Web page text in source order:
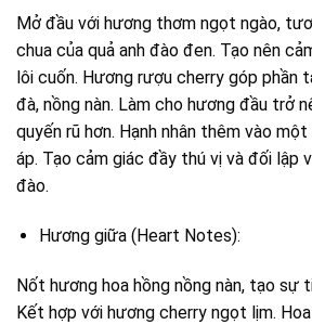
Mở đầu với hương thơm ngọt ngào,
chua của quả anh đào đen. Tạo nên
lôi cuốn. Hương rượu cherry góp phần
đà, nồng nàn. Làm cho hương đầu trở
quyến rũ hơn. Hạnh nhân thêm vào
áp. Tạo cảm giác đầy thú vị và đối lập
đào.
Hương giữa (Heart Notes):
Nốt hương hoa hồng nồng nàn, tạo sự
Kết hợp với hương cherry ngọt lịm.